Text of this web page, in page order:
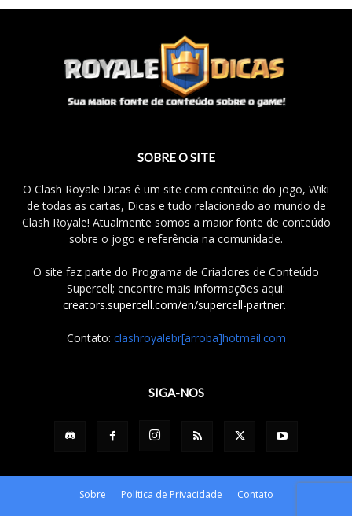
SOBRE O SITE
O Clash Royale Dicas é um site com conteúdo do jogo, Wiki
de todas as cartas, Dicas e tudo relacionado ao mundo de
Clash Royale! Atualmente somos a maior fonte de conteúdo
sobre o jogo e referência na comunidade.
O site faz parte do Programa de Criadores de Conteúdo
Supercell; encontre mais informações aqui:
creators.supercell.com/en/supercell-partner.
Contato: clashroyalebr[arroba]hotmail.com
SIGA-NOS
Sobre Política de Privacidade Contato